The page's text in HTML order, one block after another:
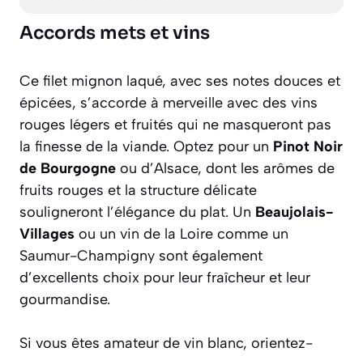
Accords mets et vins
Ce filet mignon laqué, avec ses notes douces et
épicées, s’accorde à merveille avec des vins
rouges légers et fruités qui ne masqueront pas
la finesse de la viande. Optez pour un Pinot Noir
de Bourgogne ou d’Alsace, dont les arômes de
fruits rouges et la structure délicate
souligneront l’élégance du plat. Un Beaujolais-
Villages ou un vin de la Loire comme un
Saumur-Champigny sont également
d’excellents choix pour leur fraîcheur et leur
gourmandise.
Si vous êtes amateur de vin blanc, orientez-